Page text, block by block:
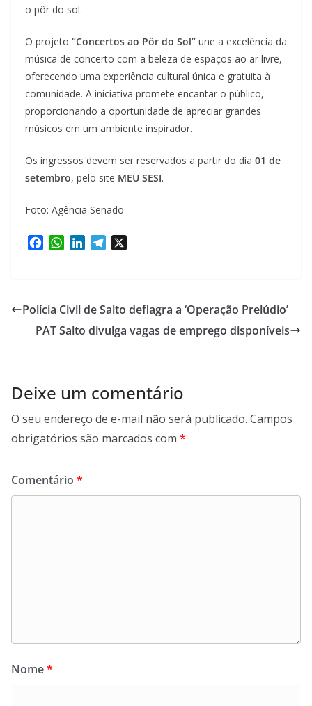
o pôr do sol.
O projeto “Concertos ao Pôr do Sol” une a excelência da
música de concerto com a beleza de espaços ao ar livre,
oferecendo uma experiência cultural única e gratuita à
comunidade. A iniciativa promete encantar o público,
proporcionando a oportunidade de apreciar grandes
músicos em um ambiente inspirador.
Os ingressos devem ser reservados a partir do dia 01 de
setembro, pelo site MEU SESI.
Foto: Agência Senado
b
o
o
W
s
A
p
e
d
g
r
a
Polícia Civil de Salto deflagra a ‘Operação Prelúdio’
PAT Salto divulga vagas de emprego disponíveis
Deixe um comentário
O seu endereço de e-mail não será publicado. Campos
obrigatórios são marcados com *
Comentário *
Nome*